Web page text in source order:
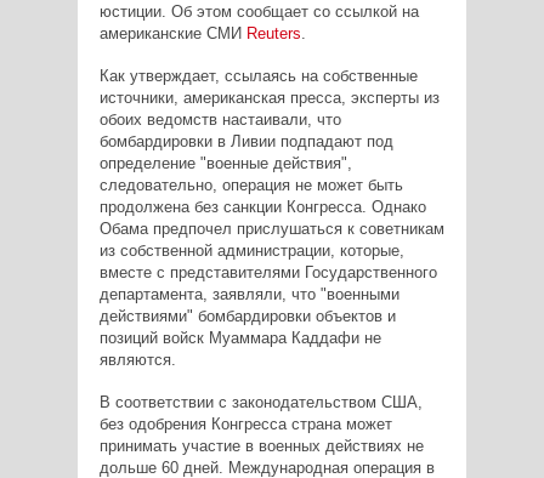
юстиции. Об этом сообщает со ссылкой на
американские СМИ Reuters
Как утверждает, ссылаясь на собственные
источники, американская пресса, эксперты из
обоих ведомств настаивали, что
бомбардировки в Ливии подпадают под
определение "военные действия",
следовательно, операция не может быть
продолжена без санкции Конгресса. Однако
Обама предпочел прислушаться к советникам
из собственной администрации, которые,
вместе с представителями Государственного
департамента, заявляли, что "военными
действиями" бомбардировки объектов и
позиций войск Муаммара Каддафи не
являются.
В соответствии с законодательством США,
без одобрения Конгресса страна может
принимать участие в военных действиях не
дольше 60 дней. Международная операция в